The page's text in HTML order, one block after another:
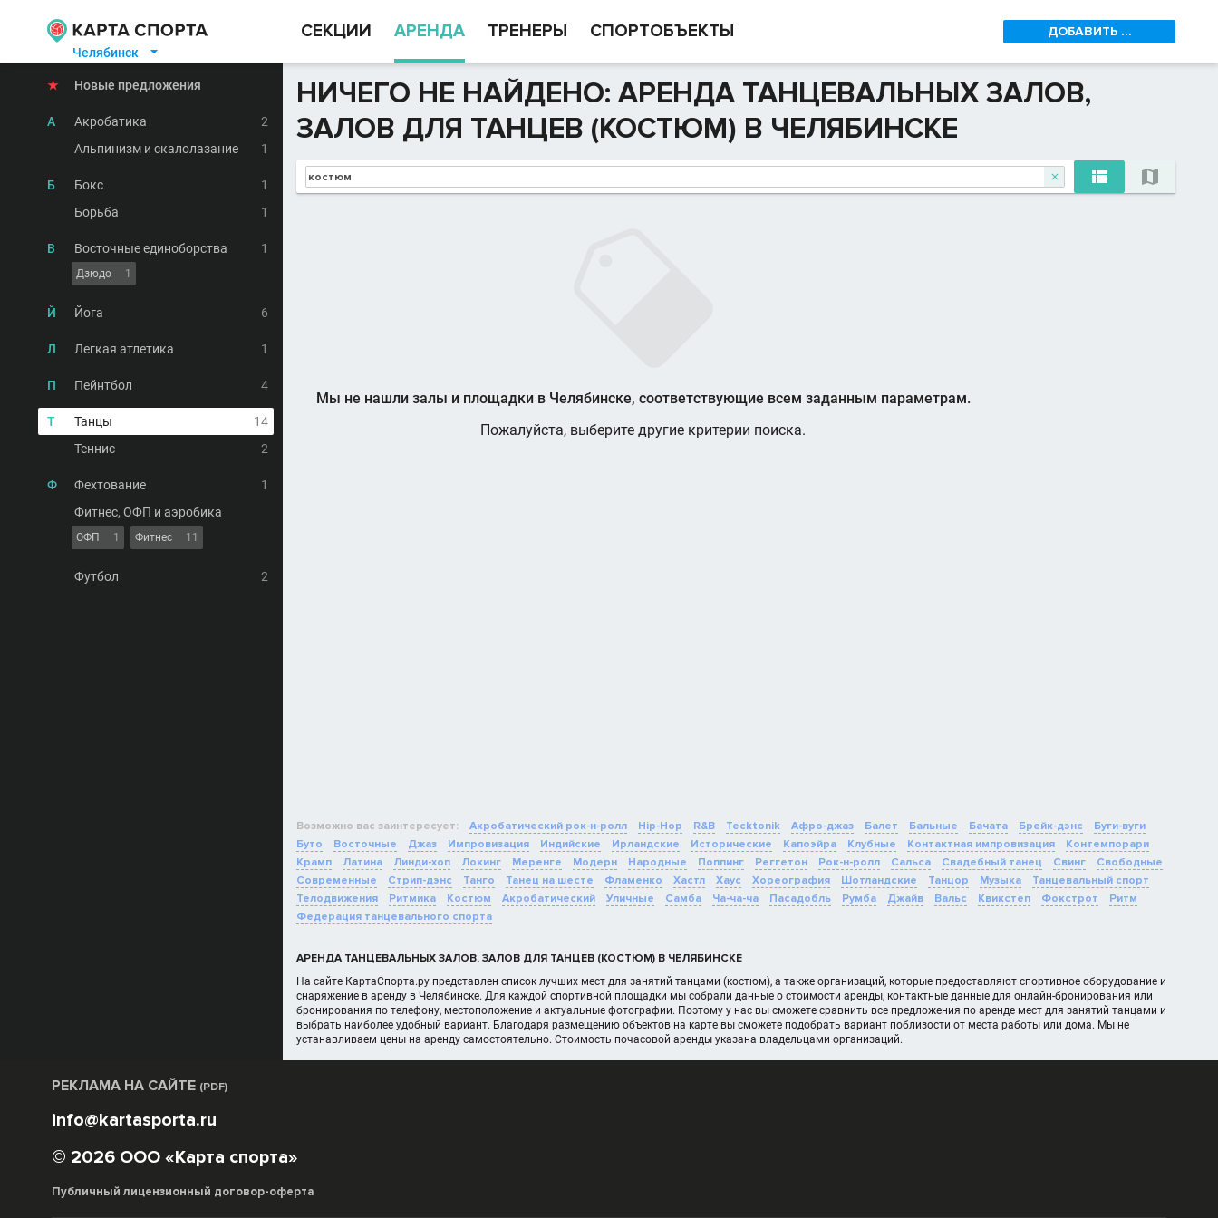
Челябинск 
СЕКЦИИ АРЕНДА ТРЕНЕРЫ СПОРТОБЪЕКТЫ ДОБАВИТЬ ...
★ Новые предложения
А Акробатика
2
Альпинизм и скалолазание
1
Б Бокс
1
Борьба
1
В Восточные единоборства 1
Дзюдо 1
Й Йога 6
Л Легкая атлетика 1
П Пейнтбол 4
Т Танцы
14
Теннис
2
Ф Фехтование
1
Фитнес, ОФП и аэробика
ОФП 1 Фитнес 11
Футбол 2
НИЧЕГО НЕ НАЙДЕНО: АРЕНДА ТАНЦЕВАЛЬНЫХ ЗАЛОВ,
ЗАЛОВ ДЛЯ ТАНЦЕВ (КОСТЮМ) В ЧЕЛЯБИНСКЕ
  
Мы не нашли залы и площадки в Челябинске, соответствующие всем заданным параметрам.
Пожалуйста, выберите другие критерии поиска.
Возможно вас заинтересует: Акробатический рок-н-ролл Hip-Hop R&B Tecktonik Афро-джаз Балет Бальные Бачата Брейк-дэнс
Буги-вуги
Буто
Восточные Джаз Импровизация Индийские Ирландские Исторические Капоэйра Клубные Контактная импровизация
Контемпорари
Крамп
Латина Линди-хоп Локинг Меренге Модерн Народные Поппинг Реггетон Рок-н-ролл Сальса Свадебный танец Свинг
Свободные
Современные
Стрип-дэнс Танго Танец на шесте Фламенко Хастл Хаус Хореография Шотландские Танцор Музыка
Танцевальный спорт
Телодвижения
Ритмика Костюм Акробатический Уличные Самба Ча-ча-ча Пасадобль Румба Джайв Вальс Квикстеп Фокстрот
Ритм
Федерация танцевального спорта
АРЕНДА ТАНЦЕВАЛЬНЫХ ЗАЛОВ, ЗАЛОВ ДЛЯ ТАНЦЕВ (КОСТЮМ) В ЧЕЛЯБИНСКЕ
На сайте КартаСпорта.ру представлен список лучших мест для занятий танцами (костюм), а также организаций, которые предоставляют спортивное оборудование и
снаряжение в аренду в Челябинске. Для каждой спортивной площадки мы собрали данные о стоимости аренды, контактные данные для онлайн-бронирования или
бронирования по телефону, местоположение и актуальные фотографии. Поэтому у нас вы сможете сравнить все предложения по аренде мест для занятий танцами и
выбрать наиболее удобный вариант. Благодаря размещению объектов на карте вы сможете подобрать вариант поблизости от места работы или дома. Мы не
устанавливаем цены на аренду самостоятельно. Стоимость почасовой аренды указана владельцами организаций.
РЕКЛАМА НА САЙТЕ (PDF)
info@kartasporta.ru
© 2026 ООО «Карта спорта»
Публичный лицензионный договор-оферта